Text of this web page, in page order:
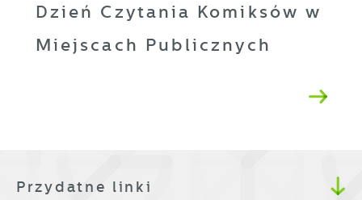
Dzień Czytania Komiksów w
Miejscach Publicznych
Przydatne linki